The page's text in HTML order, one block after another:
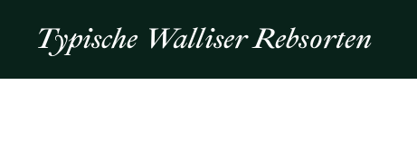
Typische Walliser Rebsorten